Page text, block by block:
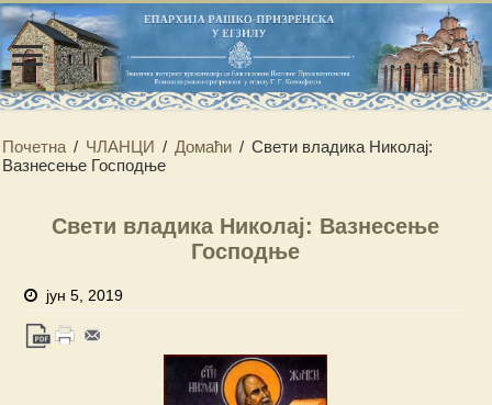
Почетна / ЧЛАНЦИ / Домаћи / Свети владика Николај:
Вазнесење Господње
Свети владика Николај: Вазнесење
Господње
јун 5, 2019